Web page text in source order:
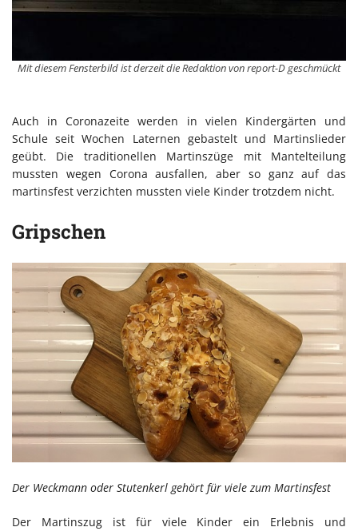
Mit diesem Fensterbild ist derzeit die Redaktion von report-D geschmückt
Auch in Coronazeite werden in vielen Kindergärten und
Schule seit Wochen Laternen gebastelt und Martinslieder
geübt. Die traditionellen Martinszüge mit Mantelteilung
mussten wegen Corona ausfallen, aber so ganz auf das
martinsfest verzichten mussten viele Kinder trotzdem nicht.
Gripschen
Der Weckmann oder Stutenkerl gehört für viele zum Martinsfest
Der Martinszug ist für viele Kinder ein Erlebnis und